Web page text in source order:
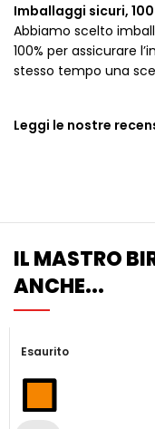
Imballaggi sicuri,
Abbiamo scelto
100% per assicurare
stesso tempo una
Leggi le nostre
IL MASTRO
ANCHE...
Esaurito